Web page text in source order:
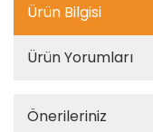
Ürün Bilgisi
Ürün Yorumları
Önerileriniz